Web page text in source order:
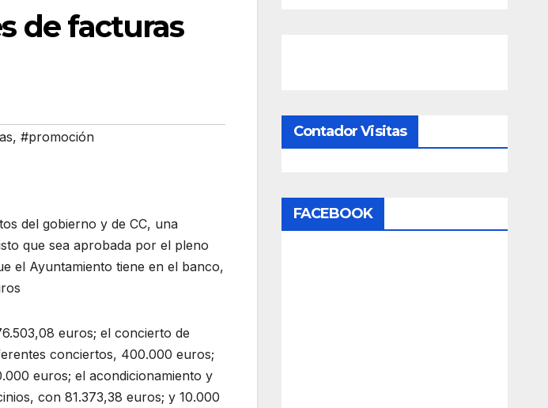
de facturas
, #promoción
del gobierno y de CC, una
que sea aprobada por el pleno
el Ayuntamiento tiene en el banco,
euros; el concierto de
conciertos, 400.000 euros;
euros; el acondicionamiento y
con 81.373,38 euros; y 10.000
Contador Visitas
FACEBOOK